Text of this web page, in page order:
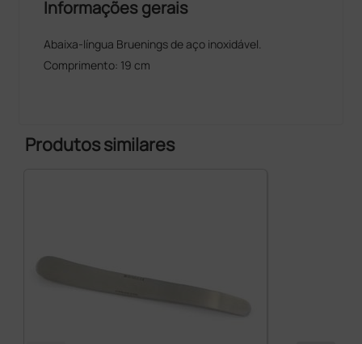
Informações gerais
Abaixa-língua Bruenings de aço inoxidável.
Comprimento: 19 cm
Produtos similares